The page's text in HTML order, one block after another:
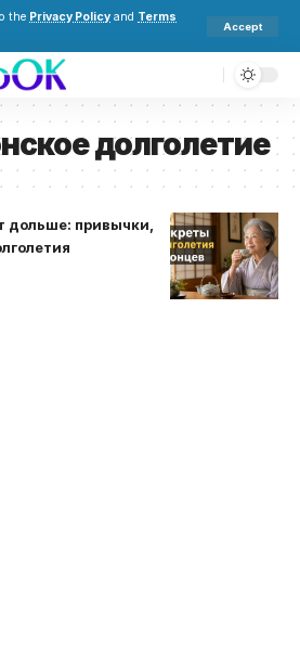
the Privacy Policy and Terms
Accept
долголетие
дольше: привычки,